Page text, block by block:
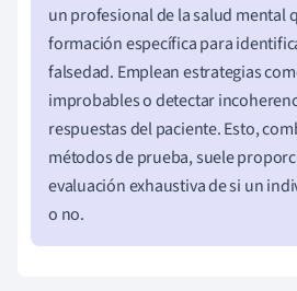
un profesional de la salud mental
formación específica para
falsedad. Emplean estrategias
improbables o detectar
respuestas del paciente. Esto,
métodos de prueba, suele
evaluación exhaustiva de si un
o no.